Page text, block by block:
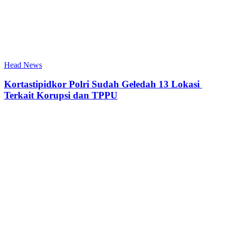
Head News
Kortastipidkor Polri Sudah Geledah 13 Lokasi
Terkait Korupsi dan TPPU